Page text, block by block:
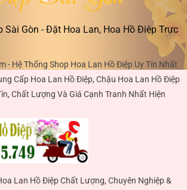
Sài Gòn - Đặt Hoa Lan, Hoa Hồ Điệp Trực
- Hệ Thống Shop Hoa Lan Hồ Điệp Uy Tín Nhất
Cấp Hoa Lan Hồ Điệp, Chậu Hoa Lan Hồ Điệp
Chất Lượng Và Giá Cạnh Tranh Nhất Hiện
Lan Hồ Điệp Chất Lượng, Chuyên Nghiệp &